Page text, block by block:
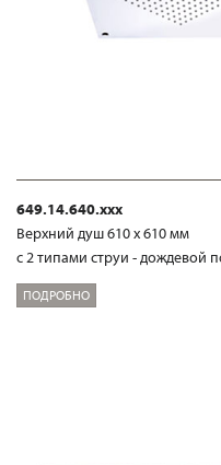
649.14.640.xxx
Верхний душ 610 х 610 мм
с 2 типами струи - дождевой
ПОДРОБНО